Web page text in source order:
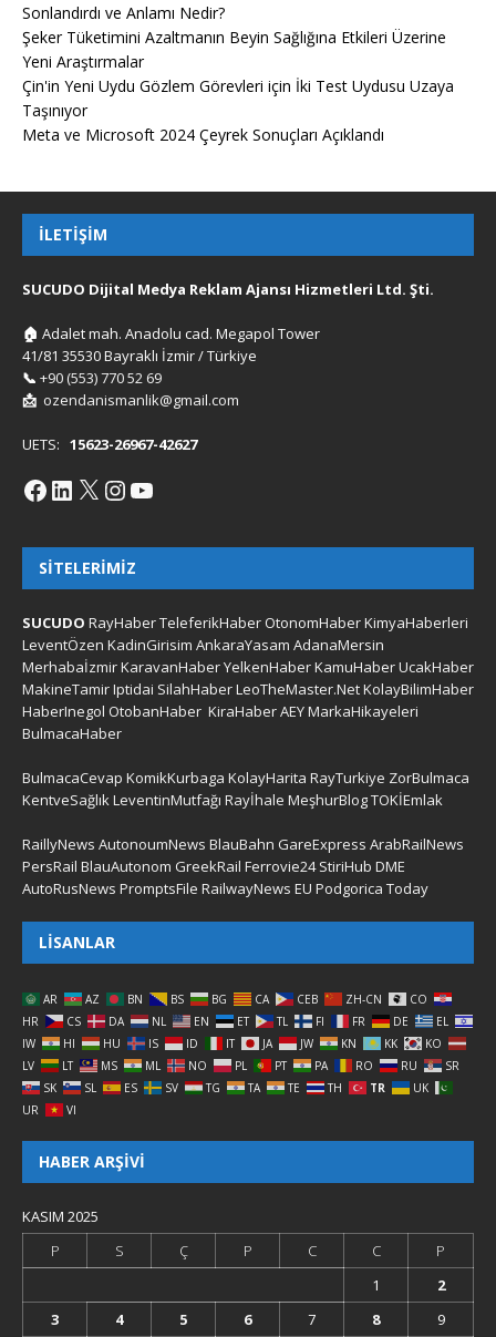
Sonlandırdı ve Anlamı Nedir?
Şeker Tüketimini Azaltmanın Beyin Sağlığına Etkileri Üzerine
Yeni Araştırmalar
Çin'in Yeni Uydu Gözlem Görevleri için İki Test Uydusu Uzaya
Taşınıyor
Meta ve Microsoft 2024 Çeyrek Sonuçları Açıklandı
İLETIŞIM
SUCUDO Dijital Medya Reklam Ajansı Hizmetleri Ltd. Şti.
🏠 Adalet mah. Anadolu cad. Megapol Tower
41/81 35530 Bayraklı İzmir / Türkiye
📞 +90 (553) 770 52 69
📩 ozendanismanlik@gmail.com
UETS: 15623-26967-42627
SITELERIMIZ
SUCUDO RayHaberTeleferikHaber OtonomHaberKimyaHaberleri
LeventÖzen KadinGirisim AnkaraYasam AdanaMersin
MerhabaİzmirKaravanHaberYelkenHaberKamuHaberUcakHaber
MakineTamirIptidai SilahHaberLeoTheMaster.NetKolayBilimHaber
HaberInegol OtobanHaber KiraHaberAEYMarkaHikayeleri
BulmacaHaber
BulmacaCevap KomikKurbaga KolayHarita RayTurkiye ZorBulmaca
KentveSağlıkLeventinMutfağı Rayİhale MeşhurBlogTOKİEmlak
RaillyNews AutonoumNews BlauBahn GareExpress ArabRailNews
PersRail BlauAutonom GreekRail Ferrovie24 StiriHub DME
AutoRusNews PromptsFile RailwayNews EU Podgorica Today
LISANLAR
AR AZ BN BS BG CA CEB ZH-CN
CO
HR
CS DA NL EN ET TL FI FR DE
EL
IW
HI HU IS ID IT JA JW KN KK
KO
LV
LT MS ML NO PL PT PA RO RU
SR
SK
SL ES SV TG TA TE TH TR
UK
UR
VI
HABER ARŞIVI
KASIM 2025
P
S Ç P C C
P
1
2
3
4 5 6 7 8 9